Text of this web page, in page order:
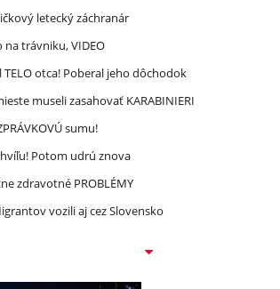
letecký záchranár
na trávniku, VIDEO
otca! Poberal jeho dôchodok
museli zasahovať KARABINIERI
sumu!
Potom udrú znova
zdravotné PROBLÉMY
vozili aj cez Slovensko